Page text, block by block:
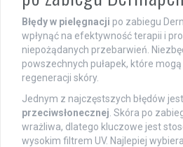
Błędy w pielęgnacji po zabiegu
wpłynąć na efektywność terapii i
niepożądanych przebarwień.
powszechnych pułapek, które mogą
regeneracji skóry.
Jednym z najczęstszych błędów jest
przeciwsłonecznej . Skóra po
wrażliwa, dlatego kluczowe jest
wysokim filtrem UV. Najlepiej